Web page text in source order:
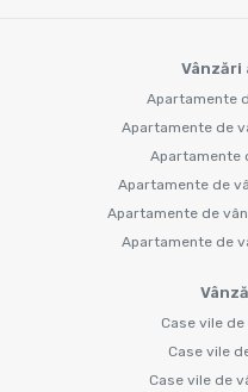
Vânzări
Apartamente
Apartamente de
Apartamente
Apartamente de
Apartamente de
Apartamente de
Case vile
Case vile
Case vile de